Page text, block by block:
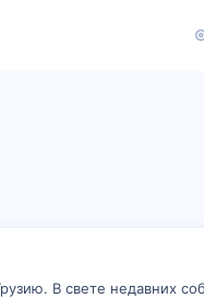
В свете недавних